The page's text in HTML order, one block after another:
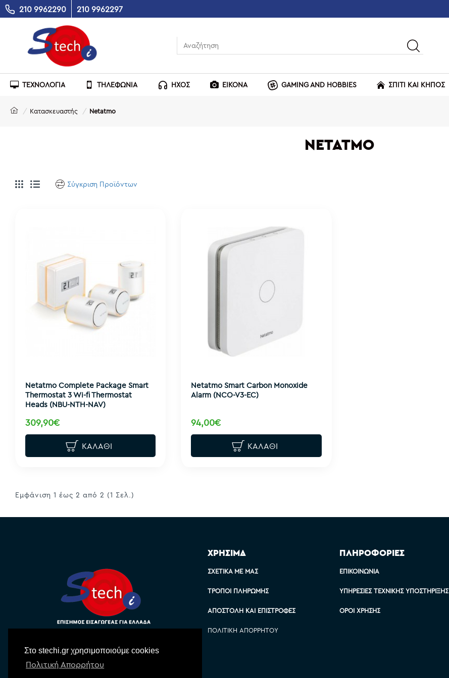
Στο stechi.gr χρησιμοποιούμε cookies
Πολιτική Απορρήτου
210 9962290 210 9962297
ΤΕΧΝΟΛΟΓΙΑ ΤΗΛΕΦΩΝΙΑ ΗΧΟΣ ΕΙΚΟΝΑ GAMING AND HOBBIES ΣΠΙΤΙ ΚΑΙ ΚΗΠΟΣ
Κατασκευαστής Netatmo
NETATMO
Σύγκριση Προϊόντων
Netatmo Complete Package Smart
Thermostat 3 Wi-fi Thermostat
Heads (NBU-NTH-NAV)
309,90€
ΚΑΛΆΘΙ
Netatmo Smart Carbon Monoxide
Alarm (NCO-V3-EC)
94,00€
ΚΑΛΆΘΙ
Εμφάνιση 1 έως 2 από 2 (1 Σελ.)
ΧΡΗΣΙΜΑ
ΣΧΕΤΙΚΆ ΜΕ ΜΑΣ
ΤΡΌΠΟΙ ΠΛΗΡΩΜΉΣ
ΑΠΟΣΤΟΛΉ ΚΑΙ ΕΠΙΣΤΡΟΦΈΣ
ΠΟΛΙΤΙΚΉ ΑΠΟΡΡΉΤΟΥ
ΠΛΗΡΟΦΟΡΙΕΣ
ΕΠΙΚΟΙΝΩΝΊΑ
ΥΠΗΡΕΣΊΕΣ ΤΕΧΝΙΚΉΣ ΥΠΟΣΤΉΡΙΞΗΣ
ΌΡΟΙ ΧΡΉΣΗΣ